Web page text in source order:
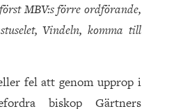
MBV:s förre ordförande,
Vindeln, komma till
fel att genom upprop i
biskop Gärtners